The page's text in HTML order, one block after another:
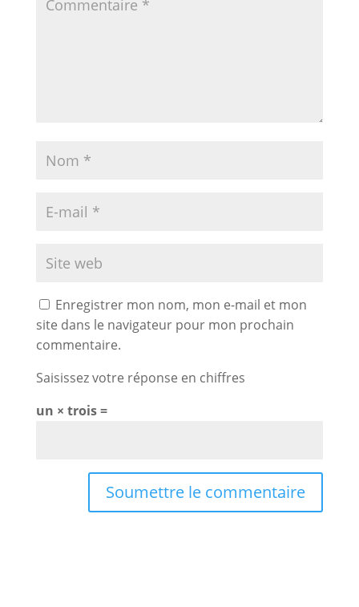
Enregistrer mon nom, mon e-mail et mon
site dans le navigateur pour mon prochain
commentaire.
Saisissez votre réponse en chiffres
un × trois =
Soumettre le commentaire